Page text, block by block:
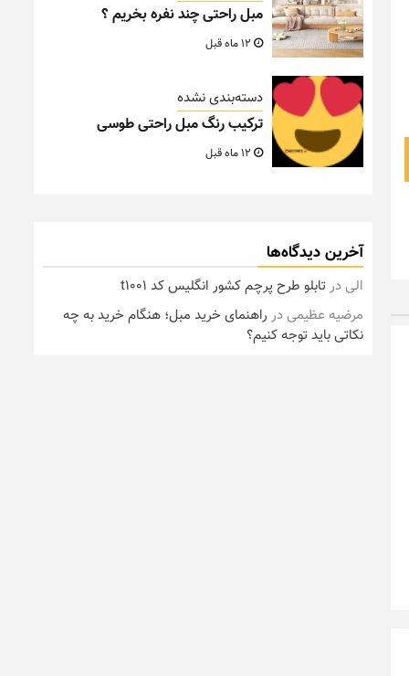
مبل راحتی چند نفره بخریم ؟
دسته‌بندی نشده
ترکیب رنگ مبل راحتی طوسی
آخرین دیدگاه‌ها
الیدرتابلو طرح پرچم کشور انگلیس کد t1001
مرضیه عظیمیدر راهنمای خرید مبل؛ هنگام خرید به چه
نکاتی باید توجه کنیم؟